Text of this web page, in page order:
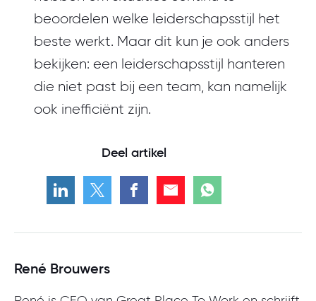
beoordelen welke leiderschapsstijl het
beste werkt. Maar dit kun je ook anders
bekijken: een leiderschapsstijl hanteren
die niet past bij een team, kan namelijk
ook inefficiënt zijn.
Deel artikel
René Brouwers